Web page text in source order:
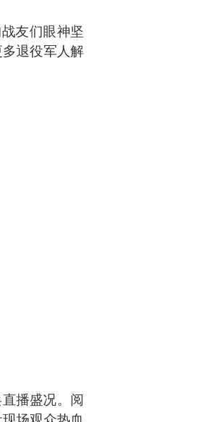
友们眼神坚
退役军人解
播盛况。阅